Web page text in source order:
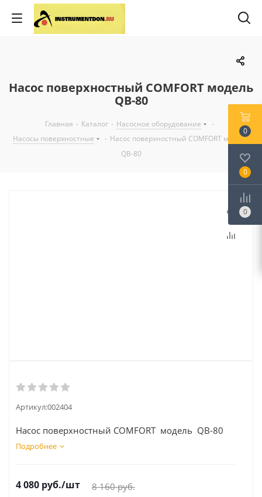
Насос поверхностный COMFORT модель
QB-80
Главная - Каталог - Насосное оборудование
-
Насосы поверхностные
- Насос поверхностный COMFORT модель
QB-80
Артикул:002404
Насос поверхностный COMFORT модель QB-80
Подробнее
4 080 руб./шт 8 160руб.
0
0
0